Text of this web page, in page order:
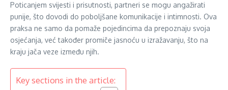
Poticanjem svijesti i prisutnosti, partneri se mogu angažirati
punije, što dovodi do poboljšane komunikacije i intimnosti. Ova
praksa ne samo da pomaže pojedincima da prepoznaju svoja
osjećanja, već također promiče jasnoću u izražavanju, što na
kraju jača veze između njih.
Key sections in the article: